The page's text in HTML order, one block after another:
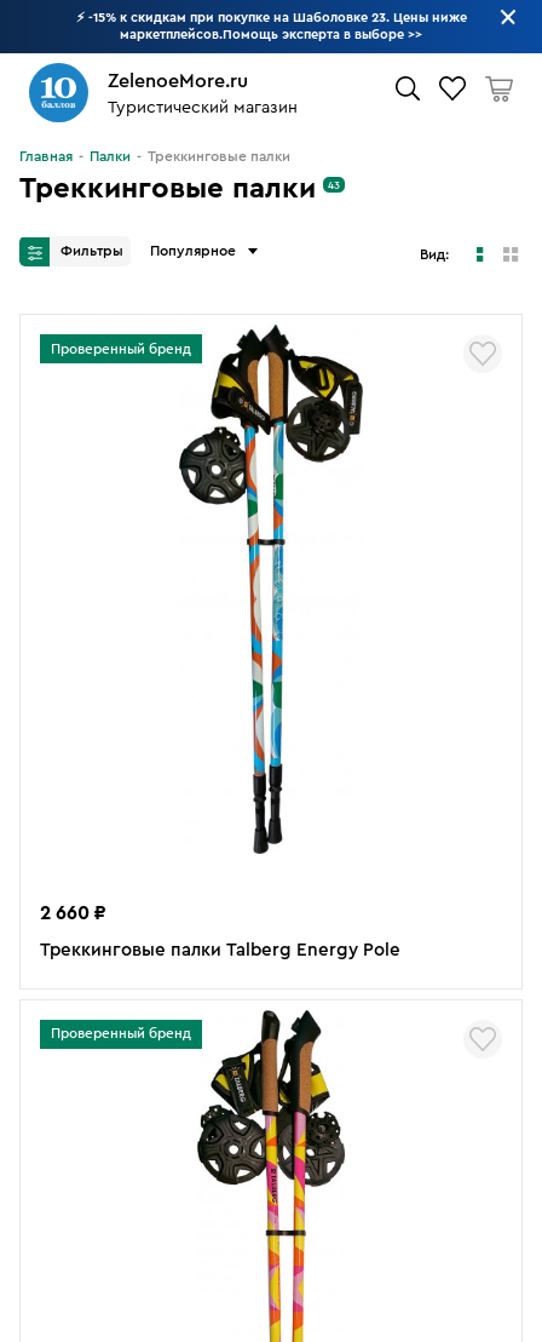
⚡ -15% к скидкам при покупке на Шаболовке 23. Цены ниже
маркетплейсов.Помощь эксперта в выборе >>
ZelenoeMore.ru
Туристический магазин
Что будем искать?
Главная Палки Треккинговые палки
Треккинговые палки 43
Фильтры Популярное Вид:
Проверенный бренд
2 660 ₽
Треккинговые палки Talberg Energy Pole
Проверенный бренд